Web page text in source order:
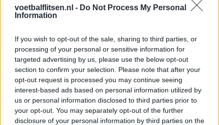
voetbalflitsen.nl - Do Not Process My Personal
Information
If you wish to opt-out of the sale, sharing to third parties, or
processing of your personal or sensitive information for
targeted advertising by us, please use the below opt-out
section to confirm your selection. Please note that after your
opt-out request is processed you may continue seeing
interest-based ads based on personal information utilized by
us or personal information disclosed to third parties prior to
your opt-out. You may separately opt-out of the further
disclosure of your personal information by third parties on the
Ajax: 'Hier gaan fans van genieten'
Resterend oefenprogramma Ajax: waar zijn de
duels te zien
Ajax groeit onder Míchel, maar transfermarkt
blijft cruciaal
Ajax-talent Mohamed Abdalla schrijft Europese
geschiedenis